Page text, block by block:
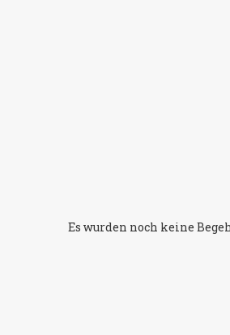
Es wurden noch keine